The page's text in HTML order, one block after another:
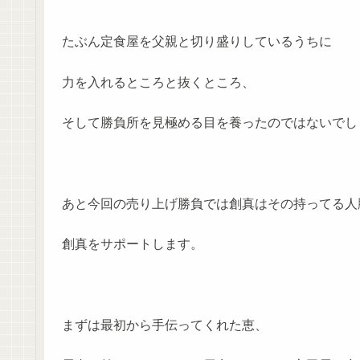
たぶん定食屋を父親と切り盛りしているうちに
力を入れるところと抜くところ、
そして勝負所を見極める目を養ったのではないでし
あと今回の売り上げ勝負では創真はその持ってる
創真をサポートします。
まずは最初から手伝ってくれた恵、